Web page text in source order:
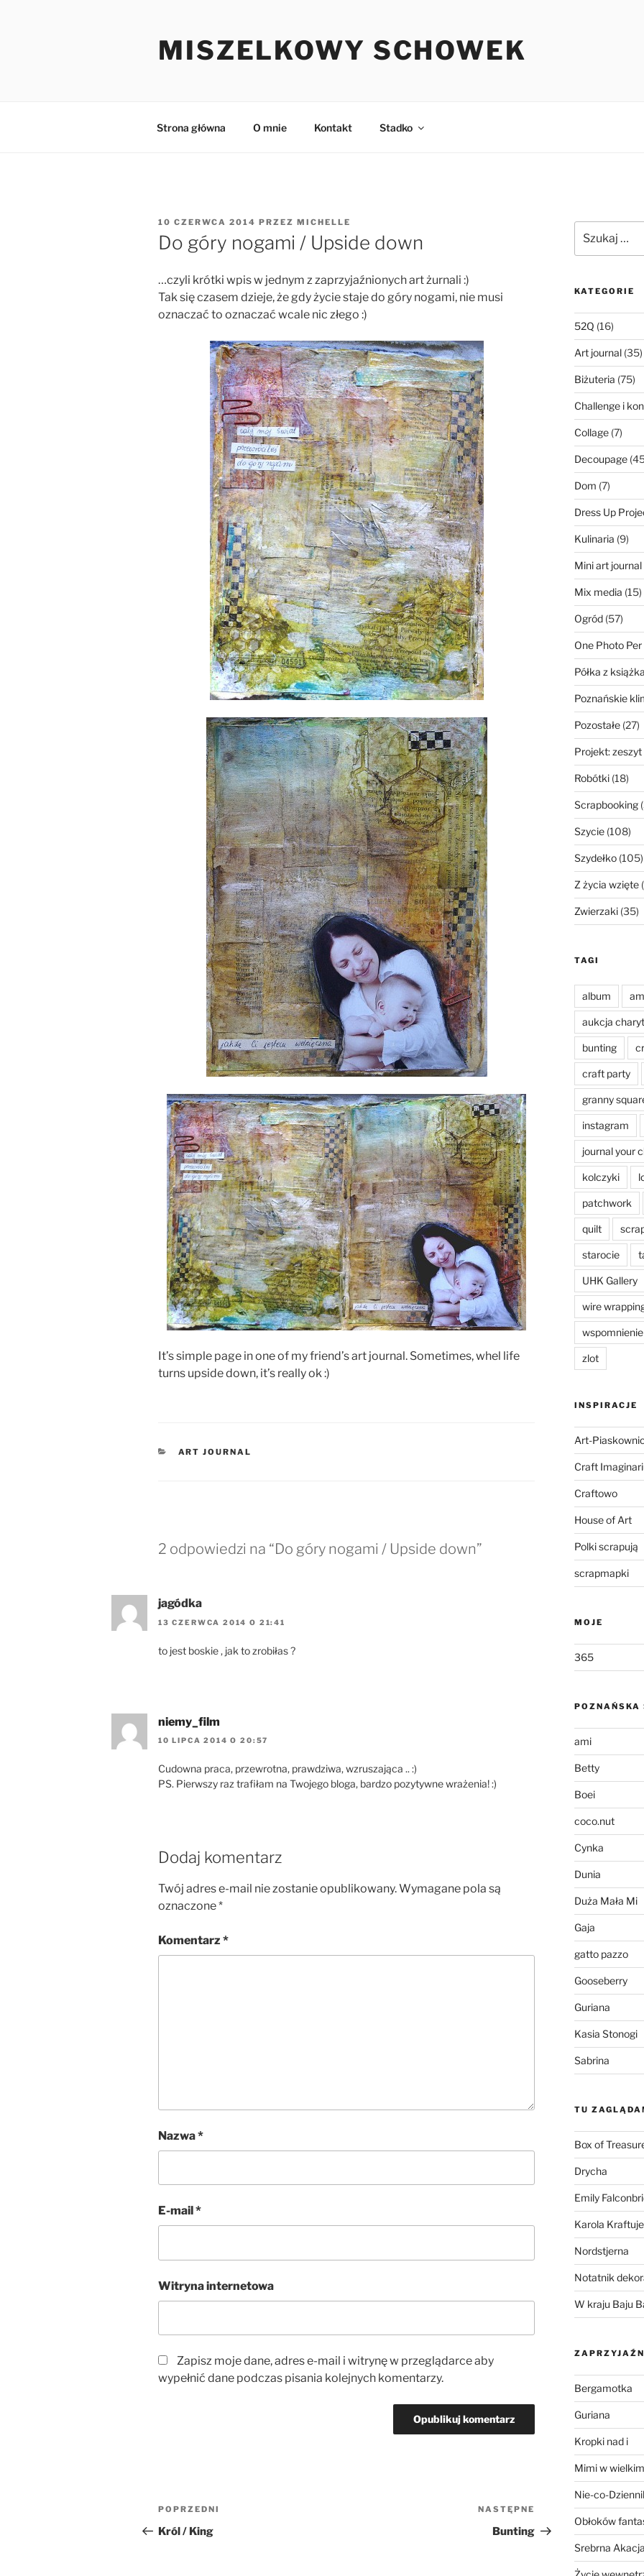
MISZELKOWY SCHOWEK
Strona główna O mnie Kontakt Stadko
OPUBLIKOWANE
W
10 CZERWCA 2014 PRZEZ MICHELLE
Do góry nogami / Upside down
…czyli krótki wpis w jednym z zaprzyjaźnionych art żurnali :)
Tak się czasem dzieje, że gdy życie staje do góry nogami, nie musi
oznaczać to oznaczać wcale nic złego :)
It’s simple page in one of my friend’s art journal. Sometimes, whel life
turns upside down, it’s really ok :)
KATEGORIE
ART JOURNAL
2 odpowiedzi na “Do góry nogami / Upside down”
jagódka
13 CZERWCA 2014 O 21:41
to jest boskie , jak to zrobiłas ?
niemy_film
10 LIPCA 2014 O 20:57
Cudowna praca, przewrotna, prawdziwa, wzruszająca .. :)
PS. Pierwszy raz trafiłam na Twojego bloga, bardzo pozytywne wrażenia! :)
Dodaj komentarz
Twój adres e-mail nie zostanie opublikowany.Wymagane pola są
oznaczone*
Komentarz *
Nazwa*
E-mail *
Witryna internetowa
Zapisz moje dane, adres e-mail i witrynę w przeglądarce aby
wypełnić dane podczas pisania kolejnych komentarzy.
Nawigacja
wpisu
Poprzedni
wpis
POPRZEDNI
Król / King
Następny
wpis
NASTĘPNE
Bunting
KATEGORIE
52Q (16)
Art journal(35)
Biżuteria (75)
Challenge i
Collage(7)
Decoupage
Dom (7)
Dress Up
Kulinaria (9)
Mini art
Mix media (15)
Ogród(57)
One Photo Per
Półka z
Poznańskie
Pozostałe(27)
Projekt: zeszyt
Robótki(18)
Scrapbooking
Szycie(108)
Szydełko(105)
Z życia wzięte
Zwierzaki(35)
TAGI
album
aukcja
bunting
craft party
granny
instagram
journal your
kolczyki
patchwork
quilt
starocie
UHK Gallery
wire
wspomnienie
zlot
INSPIRACJE
Art-
Craft
Craftowo
House of Art
Polki scrapują
scrapmapki
MOJE
365
POZNAŃSKA
ami
Betty
Boei
coco.nut
Cynka
Dunia
Duża Mała Mi
Gaja
gatto pazzo
Gooseberry
Guriana
Kasia Stonogi
Sabrina
TU
Box of
Drycha
Emily
Karola Kraftuje
Nordstjerna
Notatnik
W kraju Baju
Bergamotka
Guriana
Kropki nad i
Mimi w
Nie-co-
Obłoków
Srebrna Akacja